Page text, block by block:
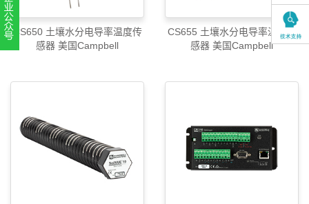
CS650 土壤水分电导率温度传
感器 美国Campbell
CS655 土壤水分电导率温度传
感器 美国Campbell
扫一扫，关注官方账号